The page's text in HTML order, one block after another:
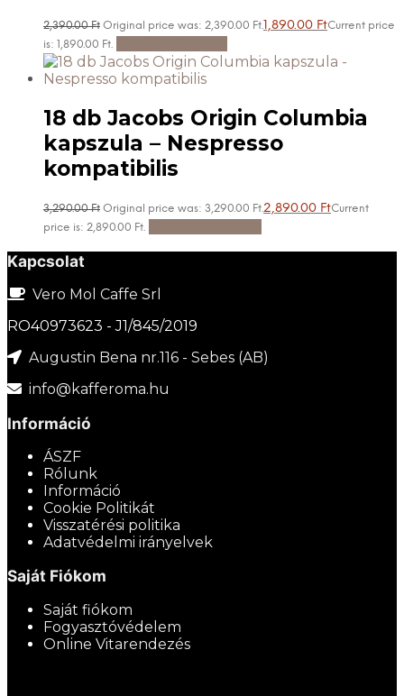
2,390.00Ft Original price was: 2,390.00 Ft.1,890.00 FtCurrent price
is: 1,890.00 Ft.
18 db Jacobs Origin Columbia
kapszula – Nespresso
kompatibilis
3,290.00Ft Original price was: 3,290.00 Ft.2,890.00 FtCurrent
price is: 2,890.00 Ft.
Kapcsolat
Vero Mol Caffe Srl
RO40973623 - J1/845/2019
Augustin Bena nr.116 - Sebes (AB)
info@kafferoma.hu
Információ
ÁSZF
Rólunk
Információ
Cookie Politikát
Visszatérési politika
Adatvédelmi irányelvek
Saját Fiókom
Saját fiókom
Fogyasztóvédelem
Online Vitarendezés